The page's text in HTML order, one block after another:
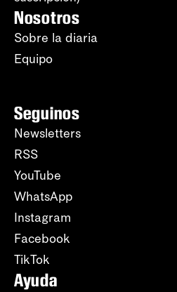
Nosotros
Sobre la diaria
Equipo
Seguinos
Newsletters
RSS
YouTube
WhatsApp
Instagram
Facebook
TikTok
Ayuda